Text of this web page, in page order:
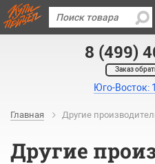
8 (499)
Заказ
Юго-Восток:
Главная Другие
Другие